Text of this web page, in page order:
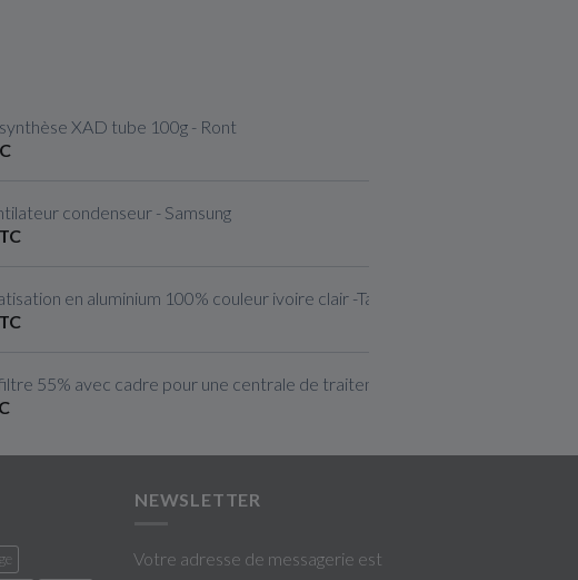
XAD tube 100g - Ront
condenseur - Samsung
en aluminium 100% couleur ivoire clair -Taille S
55% avec cadre pour une centrale de traitement d'air
NEWSLETTER
Votre adresse de messagerie est